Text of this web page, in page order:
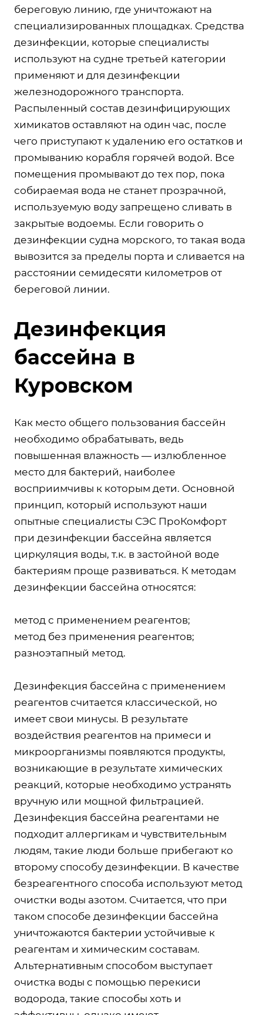
береговую линию, где уничтожают на
специализированных площадках. Средства
дезинфекции, которые специалисты
используют на судне третьей категории
применяют и для дезинфекции
железнодорожного транспорта.
Распыленный состав дезинфицирующих
химикатов оставляют на один час, после
чего приступают к удалению его остатков и
промыванию корабля горячей водой. Все
помещения промывают до тех пор, пока
собираемая вода не станет прозрачной,
используемую воду запрещено сливать в
закрытые водоемы. Если говорить о
дезинфекции судна морского, то такая вода
вывозится за пределы порта и сливается на
расстоянии семидесяти километров от
береговой линии.
Дезинфекция
бассейна в
Куровском
Как место общего пользования бассейн
необходимо обрабатывать, ведь
повышенная влажность — излюбленное
место для бактерий, наиболее
восприимчивы к которым дети. Основной
принцип, который используют наши
опытные специалисты СЭС ПроКомфорт
при дезинфекции бассейна является
циркуляция воды, т.к. в застойной воде
бактериям проще развиваться. К методам
дезинфекции бассейна относятся:
метод с применением реагентов;
метод без применения реагентов;
разноэтапный метод.
Дезинфекция бассейна с применением
реагентов считается классической, но
имеет свои минусы. В результате
воздействия реагентов на примеси и
микроорганизмы появляются продукты,
возникающие в результате химических
реакций, которые необходимо устранять
вручную или мощной фильтрацией.
Дезинфекция бассейна реагентами не
подходит аллергикам и чувствительным
людям, такие люди больше прибегают ко
второму способу дезинфекции. В качестве
безреагентного способа используют метод
очистки воды азотом. Считается, что при
таком способе дезинфекции бассейна
уничтожаются бактерии устойчивые к
реагентам и химическим составам.
Альтернативным способом выступает
очистка воды с помощью перекиси
водорода, такие способы хоть и